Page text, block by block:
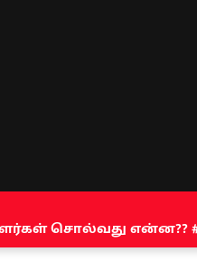
சொல்வது என்ன??